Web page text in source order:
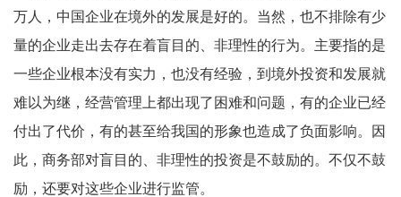
万人，中国企业在境外的发展是好的。当然，也不排除有少
量的企业走出去存在着盲目的、非理性的行为。主要指的是
一些企业根本没有实力，也没有经验，到境外投资和发展就
难以为继，经营管理上都出现了困难和问题，有的企业已经
付出了代价，有的甚至给我国的形象也造成了负面影响。因
此，商务部对盲目的、非理性的投资是不鼓励的。不仅不鼓
励，还要对这些企业进行监管。